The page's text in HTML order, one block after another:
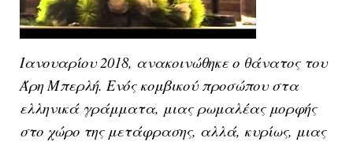
Ιανουαρίου 2018, ανακοινώθηκε ο θάνατος του
Άρη Μπερλή. Ενός κομβικού προσώπου στα
ελληνικά γράμματα, μιας ρωμαλέας μορφής
στο χώρο της μετάφρασης, αλλά, κυρίως, μιας